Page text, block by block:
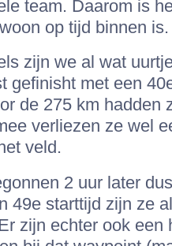
team. Daarom is
op tijd binnen is.
zijn we al wat
gefinisht met een
de 275 km hadden
verliezen ze wel
veld.
2 uur later
49e starttijd zijn ze
zijn echter ook een